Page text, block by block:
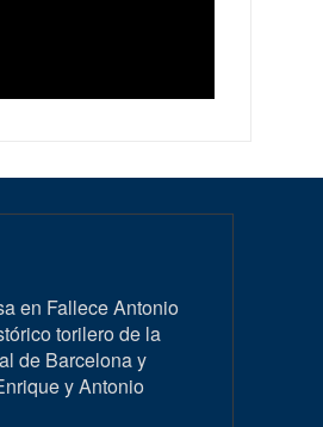
en Fallece Antonio
torilero de la
de Barcelona y
y Antonio